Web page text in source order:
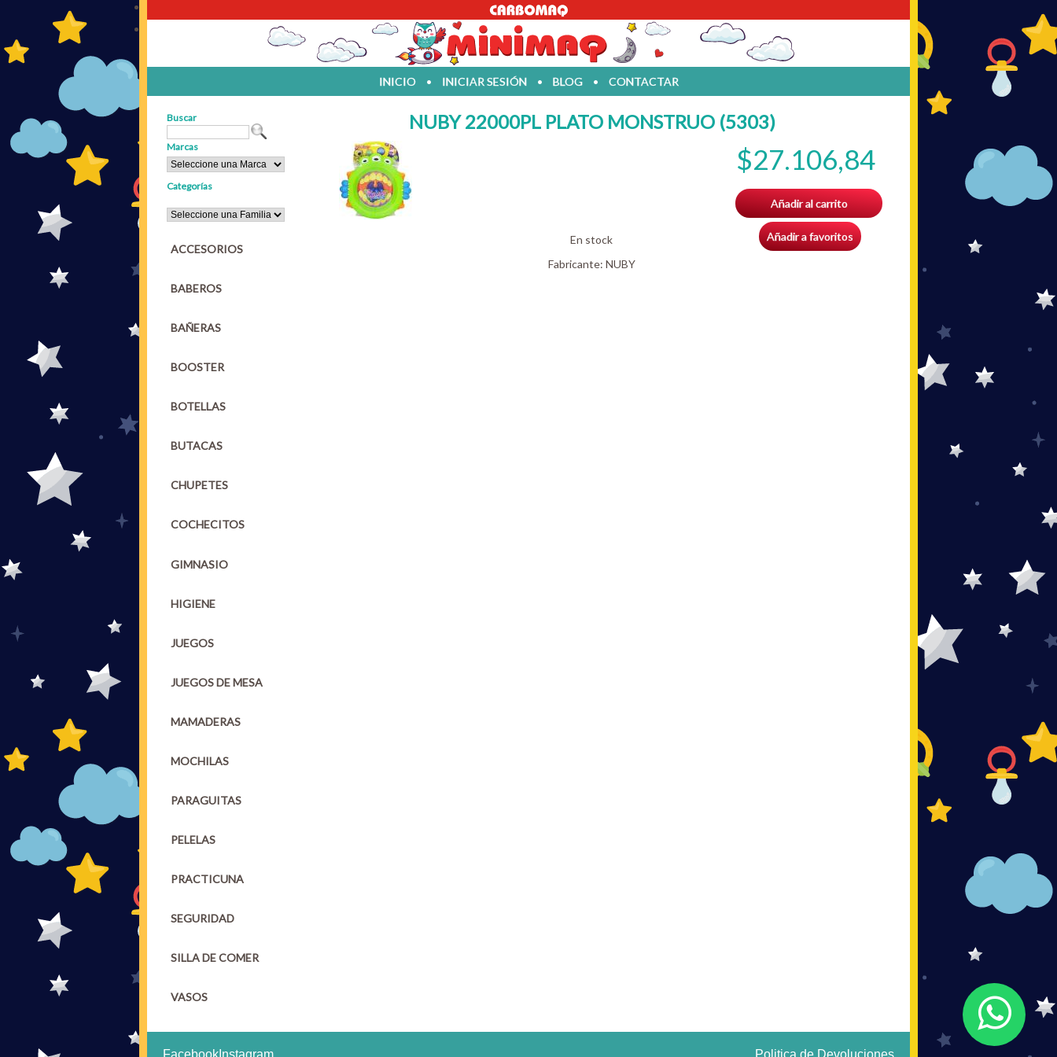
INICIO • INICIAR SESIÓN • BLOG • CONTACTAR
Buscar
Marcas
Categorías
ACCESORIOS
BABEROS
BAÑERAS
BOOSTER
BOTELLAS
BUTACAS
CHUPETES
COCHECITOS
GIMNASIO
HIGIENE
JUEGOS
JUEGOS DE MESA
MAMADERAS
MOCHILAS
PARAGUITAS
PELELAS
PRACTICUNA
SEGURIDAD
SILLA DE COMER
VASOS
NUBY 22000PL PLATO MONSTRUO (5303)
$27.106,84
Añadir al carrito
Añadir a favoritos
En stock
Fabricante: NUBY